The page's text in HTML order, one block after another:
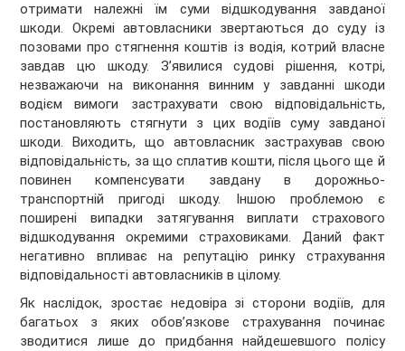
отримати належні їм суми відшкодування завданої
шкоди. Окремі автовласники звертаються до суду із
позовами про стягнення коштів із водія, котрий власне
завдав цю шкоду. З’явилися судові рішення, котрі,
незважаючи на виконання винним у завданні шкоди
водієм вимоги застрахувати свою відповідальність,
постановляють стягнути з цих водіїв суму завданої
шкоди. Виходить, що автовласник застрахував свою
відповідальність, за що сплатив кошти, після цього ще й
повинен компенсувати завдану в дорожньо-
транспортній пригоді шкоду. Іншою проблемою є
поширені випадки затягування виплати страхового
відшкодування окремими страховиками. Даний факт
негативно впливає на репутацію ринку страхування
відповідальності автовласників в цілому.
Як наслідок, зростає недовіра зі сторони водіїв, для
багатьох з яких обов’язкове страхування починає
зводитися лише до придбання найдешевшого полісу